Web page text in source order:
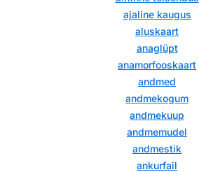
ajaline kaugus
aluskaart
anaglüpt
anamorfooskaart
andmed
andmekogum
andmekuup
andmemudel
andmestik
ankurfail